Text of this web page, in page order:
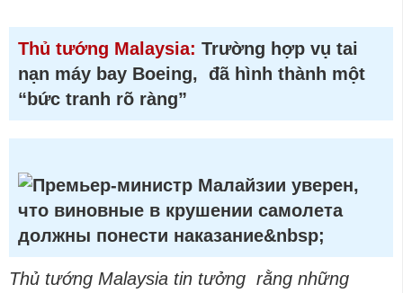
Thủ tướng Malaysia: Trường hợp vụ tai
nạn máy bay Boeing, đã hình thành một
“bức tranh rõ ràng”
Thủ tướng Malaysia tin tưởng rằng những